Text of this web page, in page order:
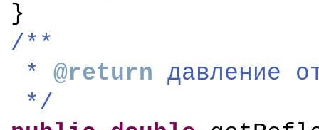
}
/**
*
@return давление
*/